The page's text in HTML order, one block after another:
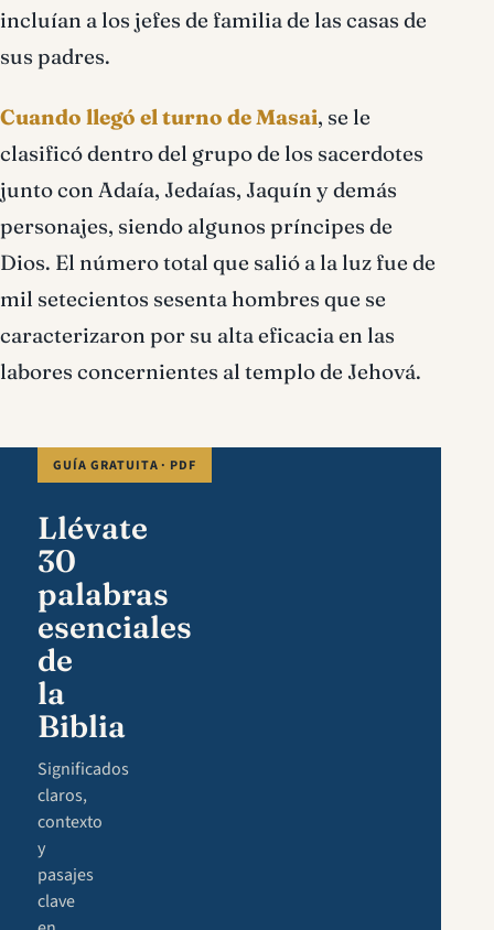
incluían a los jefes de familia de las casas de
sus padres.
Cuando llegó el turno de Masai, se le
clasificó dentro del grupo de los sacerdotes
junto con Adaía, Jedaías, Jaquín y demás
personajes, siendo algunos príncipes de
Dios. El número total que salió a la luz fue de
mil setecientos sesenta hombres que se
caracterizaron por su alta eficacia en las
labores concernientes al templo de Jehová.
GUÍA GRATUITA · PDF
Llévate
30
palabras
esenciales
de
la
Biblia
Significados
claros,
contexto
y
pasajes
clave